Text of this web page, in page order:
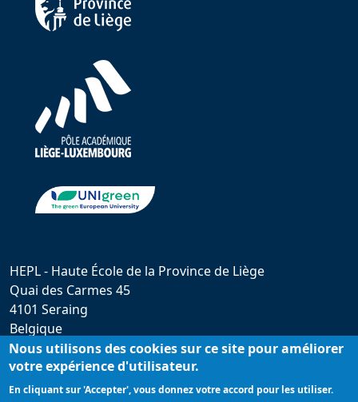
HEPL - Haute École de la Province de Liège
Quai des Carmes 45
4101 Seraing
Belgique
hepl@provincedeliege.be
+32 (0)4 279 55 20
Nous utilisons des cookies sur ce site pour améliorer
votre expérience d'utilisateur.
En cliquant sur 'Accepter', vous donnez votre accord pour les utiliser.